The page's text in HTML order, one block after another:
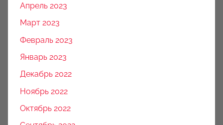
Апрель 2023
Март 2023
Февраль 2023
Январь 2023
Декабрь 2022
Ноябрь 2022
Октябрь 2022